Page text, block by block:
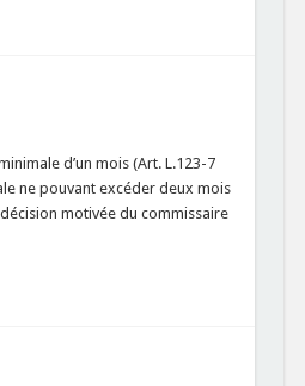
d’un mois (Art. L.123-7
ne pouvant excéder deux mois
motivée du commissaire